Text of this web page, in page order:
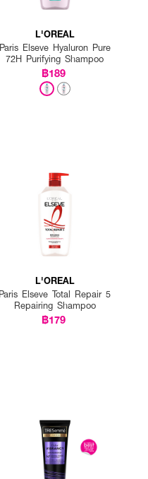
L'OREAL
Paris Elseve Hyaluron Pure
72H Purifying Shampoo
฿189
L'OREAL
Paris Elseve Total Repair 5
Repairing Shampoo
฿179